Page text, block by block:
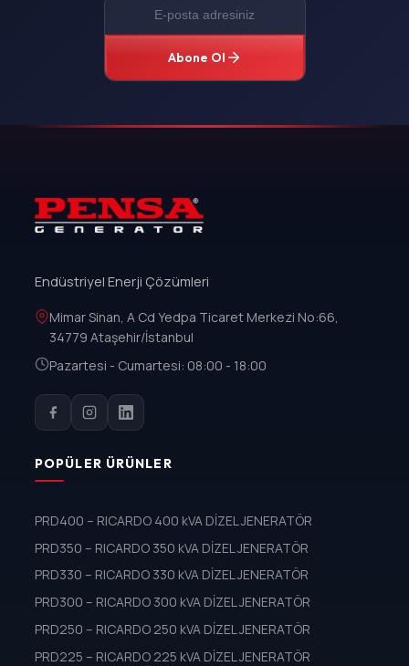
Abone Ol
Endüstriyel Enerji Çözümleri
Mimar Sinan, A Cd Yedpa Ticaret Merkezi No:66,
34779 Ataşehir/İstanbul
Pazartesi - Cumartesi: 08:00 - 18:00
POPÜLER ÜRÜNLER
PRD400 – RICARDO 400 kVA DİZEL JENERATÖR
PRD350 – RICARDO 350 kVA DİZEL JENERATÖR
PRD330 – RICARDO 330 kVA DİZEL JENERATÖR
PRD300 – RICARDO 300 kVA DİZEL JENERATÖR
PRD250 – RICARDO 250 kVA DİZEL JENERATÖR
PRD225 – RICARDO 225 kVA DİZEL JENERATÖR